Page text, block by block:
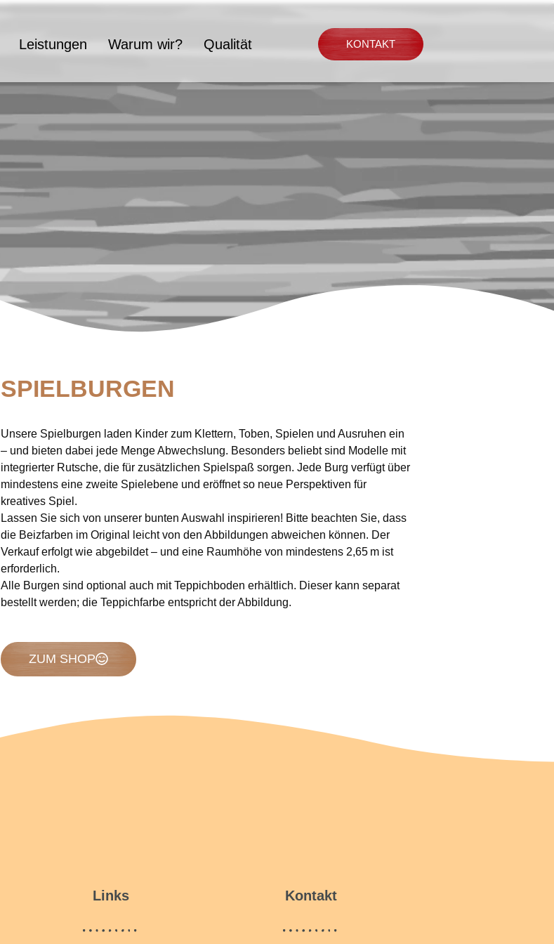
Leistungen Warum wir? Qualität KONTAKT
SPIELBURGEN
Unsere Spielburgen laden Kinder zum Klettern, Toben, Spielen und Ausruhen ein
– und bieten dabei jede Menge Abwechslung. Besonders beliebt sind Modelle mit
integrierter Rutsche, die für zusätzlichen Spielspaß sorgen. Jede Burg verfügt über
mindestens eine zweite Spielebene und eröffnet so neue Perspektiven für
kreatives Spiel.
Lassen Sie sich von unserer bunten Auswahl inspirieren! Bitte beachten Sie, dass
die Beizfarben im Original leicht von den Abbildungen abweichen können. Der
Verkauf erfolgt wie abgebildet – und eine Raumhöhe von mindestens 2,65 m ist
erforderlich.
Alle Burgen sind optional auch mit Teppichboden erhältlich. Dieser kann separat
bestellt werden; die Teppichfarbe entspricht der Abbildung.
ZUM SHOP
Links Kontakt